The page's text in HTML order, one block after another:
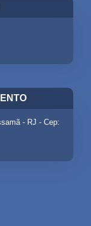
- RJ - Cep: